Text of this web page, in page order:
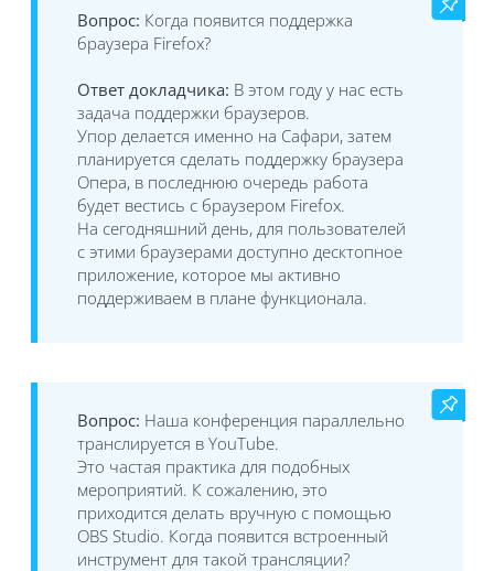
Вопрос: Когда появится поддержка
браузера Firefox?
Ответ докладчика: В этом году у нас есть
задача поддержки браузеров.
Упор делается именно на Сафари, затем
планируется сделать поддержку браузера
Опера, в последнюю очередь работа
будет вестись с браузером Firefox.
На сегодняшний день, для пользователей
с этими браузерами доступно десктопное
приложение, которое мы активно
поддерживаем в плане функционала.
Вопрос: Наша конференция параллельно
транслируется в YouTube.
Это частая практика для подобных
мероприятий. К сожалению, это
приходится делать вручную с помощью
OBS Studio. Когда появится встроенный
инструмент для такой трансляции?